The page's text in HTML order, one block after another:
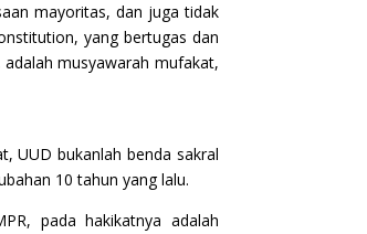
mayoritas, dan juga tidak
yang bertugas dan
musyawarah mufakat,
UUD bukanlah benda sakral
10 tahun yang lalu.
pada hakikatnya adalah